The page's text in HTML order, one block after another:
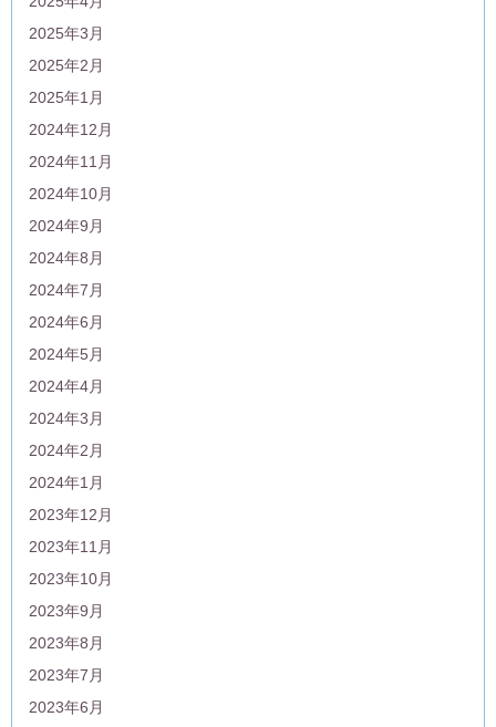
2025年3月
2025年2月
2025年1月
2024年12月
2024年11月
2024年10月
2024年9月
2024年8月
2024年7月
2024年6月
2024年5月
2024年4月
2024年3月
2024年2月
2024年1月
2023年12月
2023年11月
2023年10月
2023年9月
2023年8月
2023年7月
2023年6月